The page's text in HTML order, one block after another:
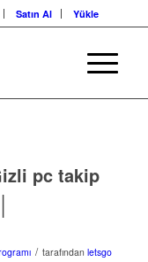
Satın Al Yükle
pc takip
/ tarafından letsgo